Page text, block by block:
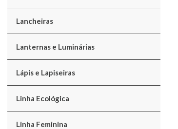
Lancheiras
Lanternas e Luminárias
Lápis e Lapiseiras
Linha Ecológica
Linha Feminina